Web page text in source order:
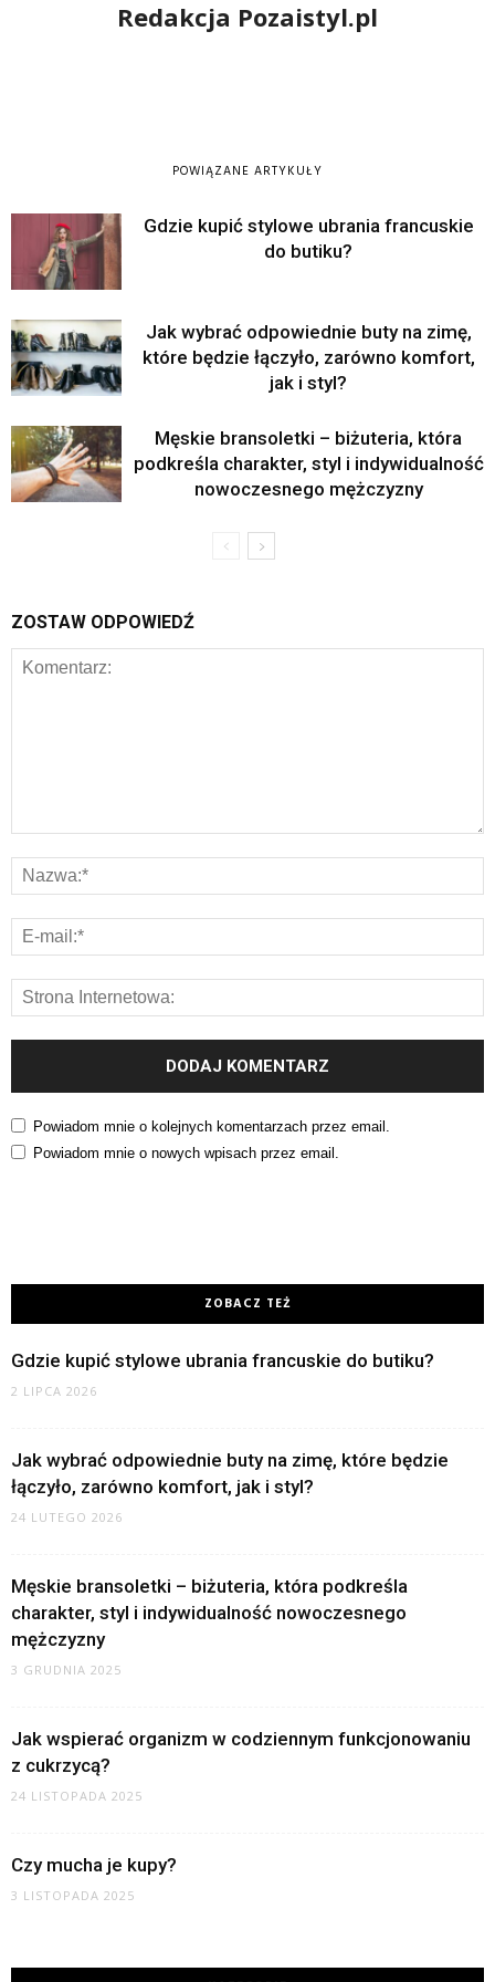
Redakcja Pozaistyl.pl
POWIĄZANE ARTYKUŁY
Gdzie kupić stylowe ubrania francuskie
do butiku?
Jak wybrać odpowiednie buty na zimę,
które będzie łączyło, zarówno komfort,
jak i styl?
Męskie bransoletki – biżuteria, która
podkreśla charakter, styl i indywidualność
nowoczesnego mężczyzny
ZOSTAW ODPOWIEDŹ
Powiadom mnie o kolejnych komentarzach przez email.
Powiadom mnie o nowych wpisach przez email.
ZOBACZ TEŻ
Gdzie kupić stylowe ubrania francuskie do butiku?
2 LIPCA 2026
Jak wybrać odpowiednie buty na zimę, które będzie
łączyło, zarówno komfort, jak i styl?
24 LUTEGO 2026
Męskie bransoletki – biżuteria, która podkreśla
charakter, styl i indywidualność nowoczesnego
mężczyzny
3 GRUDNIA 2025
Jak wspierać organizm w codziennym funkcjonowaniu
z cukrzycą?
24 LISTOPADA 2025
Czy mucha je kupy?
3 LISTOPADA 2025